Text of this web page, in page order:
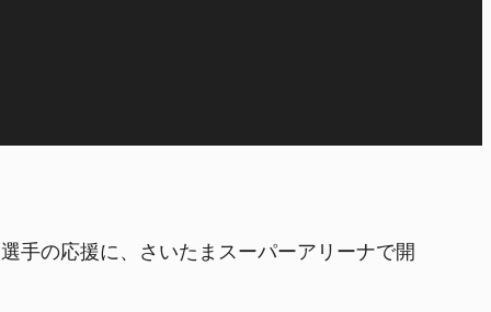
手の応援に、さいたまスーパーアリーナで開